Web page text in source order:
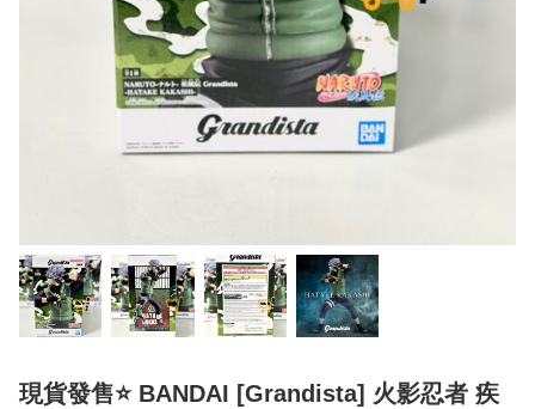
現貨發售⭐ BANDAI [Grandista] 火影忍者 疾